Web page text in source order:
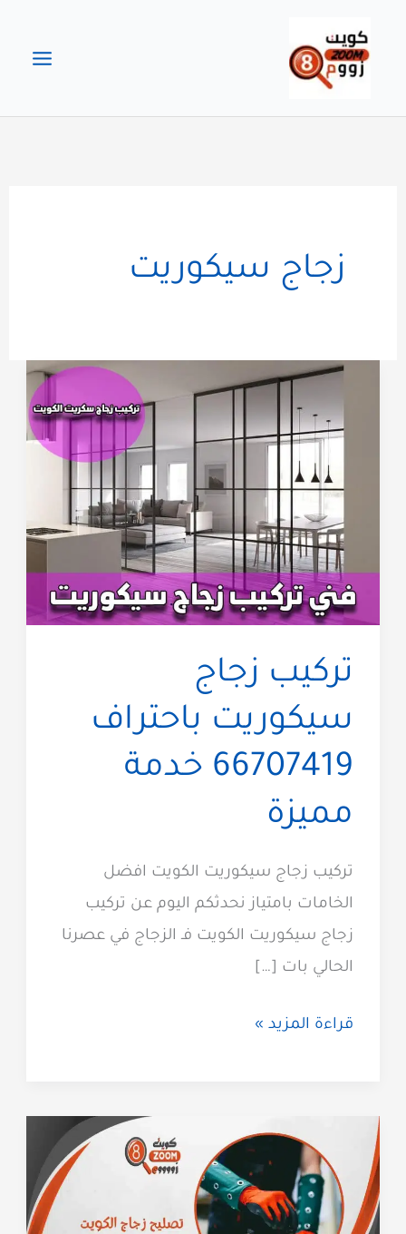
المحتوى
زجاج سيكوريت
تركيب زجاج
سيكوريت باحتراف
66707419 خدمة
مميزة
تركيب زجاج سيكوريت الكويت افضل
الخامات بامتياز نحدثكم اليوم عن تركيب
زجاج سيكوريت الكويت فـ الزجاج في عصرنا
الحالي بات […]
تركيب
66707419
خدمة
مميزة
قراءة المزيد »